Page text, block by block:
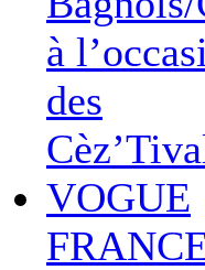
à
des
VOGUE